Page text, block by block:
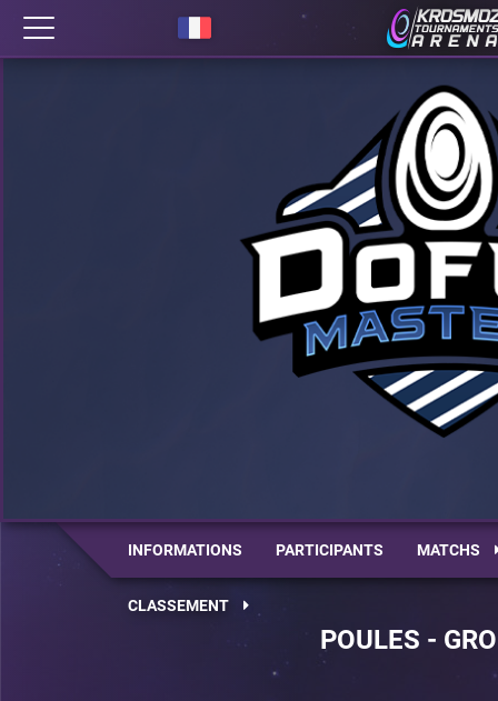
INFORMATIONS PARTICIPANTS MATCHS
CLASSEMENT
POULES -